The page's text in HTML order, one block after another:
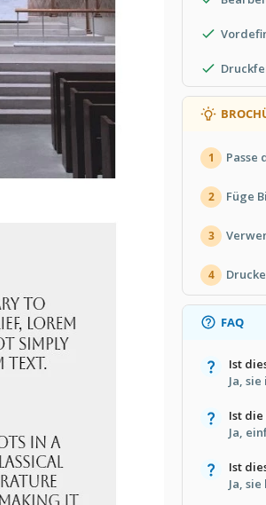
1 Passe
2 Füge
3
4
FAQ
Ist
Ja,
Ist
Ja,
Ist
Ja,